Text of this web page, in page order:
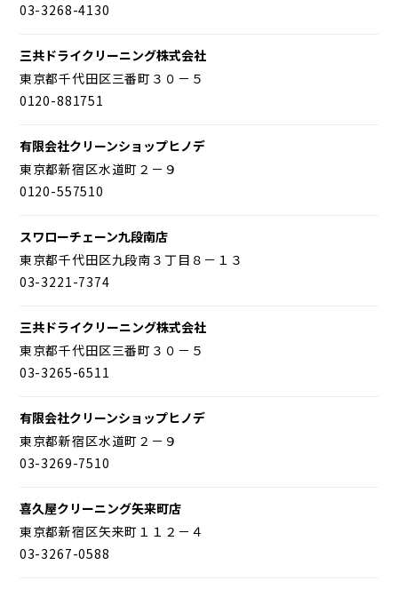
03-3268-4130
三共ドライクリーニング株式会社
東京都千代田区三番町３０－５
0120-881751
有限会社クリーンショップヒノデ
東京都新宿区水道町２－９
0120-557510
スワローチェーン九段南店
東京都千代田区九段南３丁目８－１３
03-3221-7374
三共ドライクリーニング株式会社
東京都千代田区三番町３０－５
03-3265-6511
有限会社クリーンショップヒノデ
東京都新宿区水道町２－９
03-3269-7510
喜久屋クリーニング矢来町店
東京都新宿区矢来町１１２－４
03-3267-0588